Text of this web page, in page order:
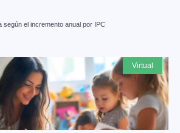
según el incremento anual por IPC
virtual